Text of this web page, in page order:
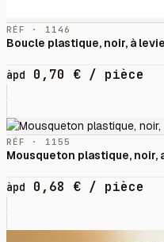
RÉF · 1146
Boucle plastique, noir, à
àpd 0,70 € / pièce
RÉF · 1155
Mousqueton plastique, noir,
àpd 0,68 € / pièce